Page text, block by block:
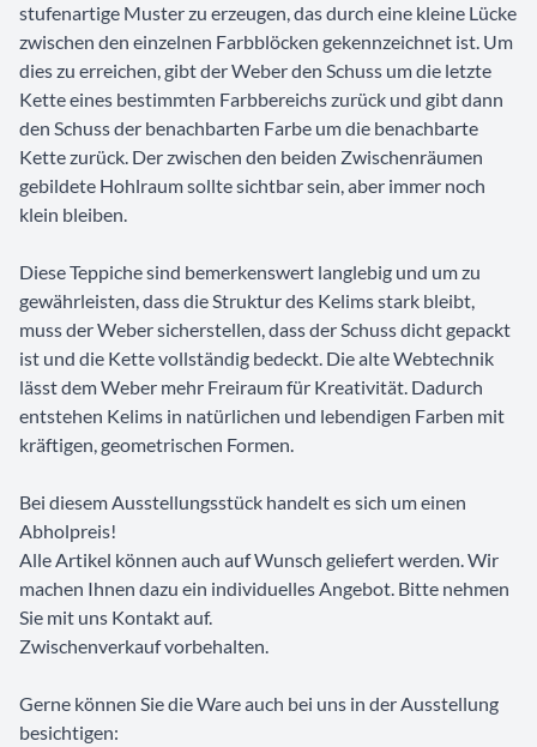
stufenartige Muster zu erzeugen, das durch eine kleine Lücke
zwischen den einzelnen Farbblöcken gekennzeichnet ist. Um
dies zu erreichen, gibt der Weber den Schuss um die letzte
Kette eines bestimmten Farbbereichs zurück und gibt dann
den Schuss der benachbarten Farbe um die benachbarte
Kette zurück. Der zwischen den beiden Zwischenräumen
gebildete Hohlraum sollte sichtbar sein, aber immer noch
klein bleiben.
Diese Teppiche sind bemerkenswert langlebig und um zu
gewährleisten, dass die Struktur des Kelims stark bleibt,
muss der Weber sicherstellen, dass der Schuss dicht gepackt
ist und die Kette vollständig bedeckt. Die alte Webtechnik
lässt dem Weber mehr Freiraum für Kreativität. Dadurch
entstehen Kelims in natürlichen und lebendigen Farben mit
kräftigen, geometrischen Formen.
Bei diesem Ausstellungsstück handelt es sich um einen
Abholpreis!
Alle Artikel können auch auf Wunsch geliefert werden. Wir
machen Ihnen dazu ein individuelles Angebot. Bitte nehmen
Sie mit uns Kontakt auf.
Zwischenverkauf vorbehalten.
Gerne können Sie die Ware auch bei uns in der Ausstellung
besichtigen: